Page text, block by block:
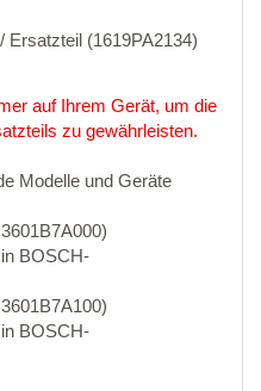
Ersatzteil (1619PA2134)
auf Ihrem Gerät, um die
zu gewährleisten.
Modelle und Geräte
in BOSCH-
in BOSCH-